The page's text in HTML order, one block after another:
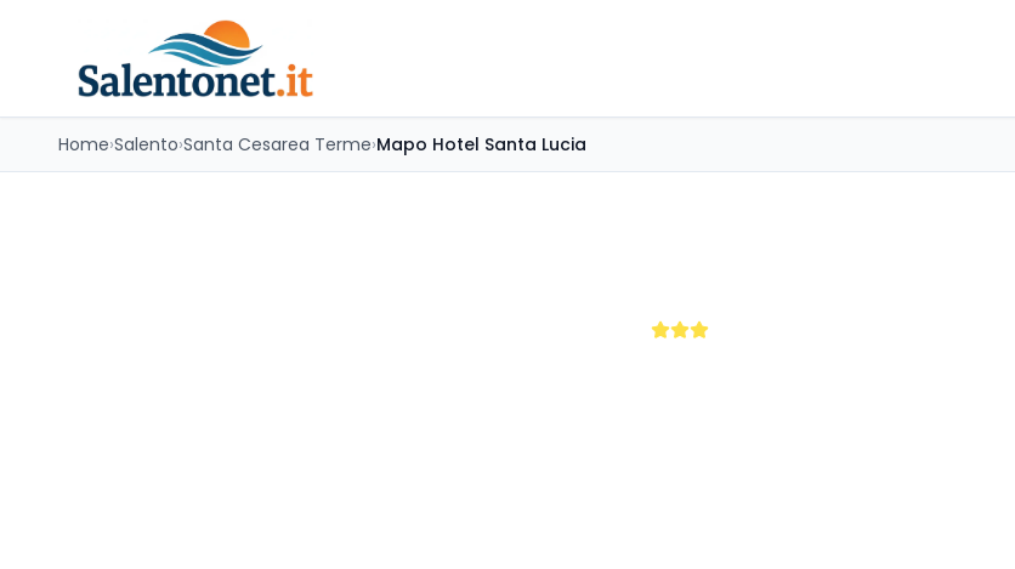
Home›Salento›Santa Cesarea Terme›Mapo Hotel Santa Lucia